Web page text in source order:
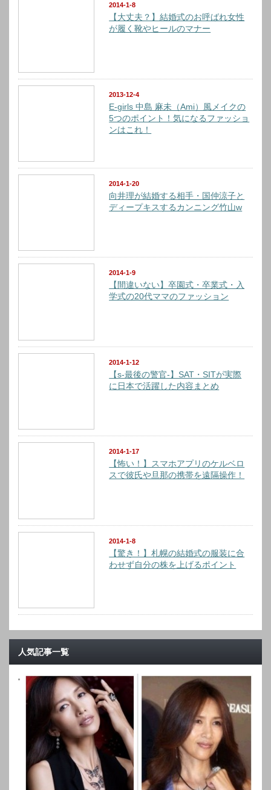
2014-1-8
【大丈夫？】結婚式のお呼ばれ女性
が履く靴やヒールのマナー
2013-12-4
E-girls 中島 麻未（Ami）風メイクの
5つのポイント！気になるファッショ
ンはこれ！
2014-1-20
向井理が結婚する相手・国仲涼子と
ディープキスするカンニング竹山w
2014-1-9
【間違いない】卒園式・卒業式・入
学式の20代ママのファッション
2014-1-12
【s-最後の警官-】SAT・SITが実際
に日本で活躍した内容まとめ
2014-1-17
【怖い！】スマホアプリのケルベロ
スで彼氏や旦那の携帯を遠隔操作！
2014-1-8
【驚き！】札幌の結婚式の服装に合
わせず自分の株を上げるポイント
人気記事一覧